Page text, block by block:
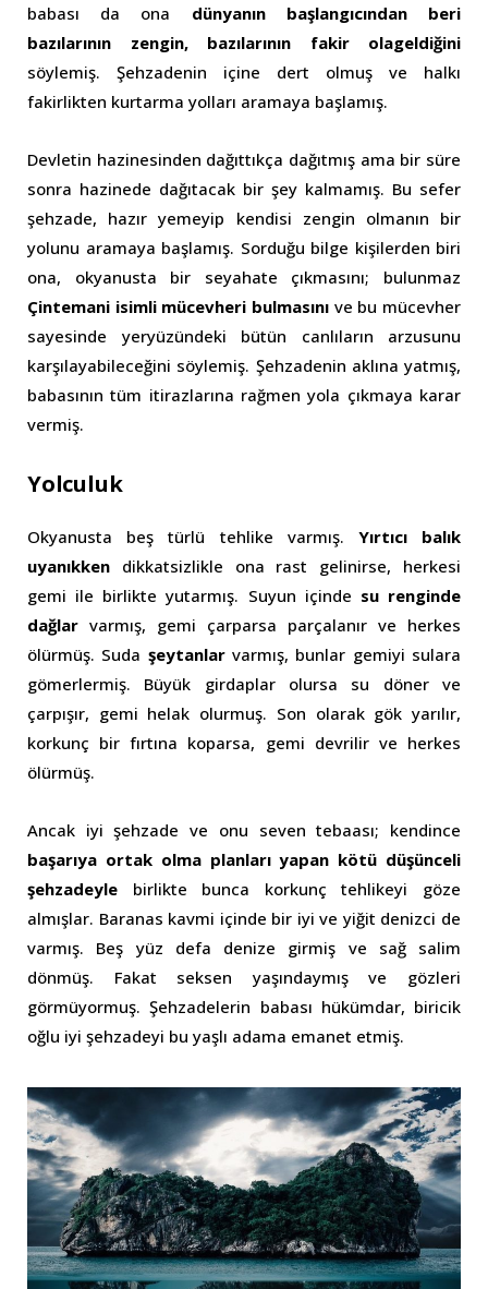
babası da ona dünyanın başlangıcından beri
bazılarının zengin, bazılarının fakir olageldiğini
söylemiş. Şehzadenin içine dert olmuş ve halkı
fakirlikten kurtarma yolları aramaya başlamış.
Devletin hazinesinden dağıttıkça dağıtmış ama bir süre
sonra hazinede dağıtacak bir şey kalmamış. Bu sefer
şehzade, hazır yemeyip kendisi zengin olmanın bir
yolunu aramaya başlamış. Sorduğu bilge kişilerden biri
ona, okyanusta bir seyahate çıkmasını; bulunmaz
Çintemani isimli mücevheri bulmasını ve bu mücevher
sayesinde yeryüzündeki bütün canlıların arzusunu
karşılayabileceğini söylemiş. Şehzadenin aklına yatmış,
babasının tüm itirazlarına rağmen yola çıkmaya karar
vermiş.
Yolculuk
Okyanusta beş türlü tehlike varmış. Yırtıcı balık
uyanıkken dikkatsizlikle ona rast gelinirse, herkesi
gemi ile birlikte yutarmış. Suyun içinde su renginde
dağlar varmış, gemi çarparsa parçalanır ve herkes
ölürmüş. Suda şeytanlarvarmış, bunlar gemiyi sulara
gömerlermiş. Büyük girdaplar olursa su döner ve
çarpışır, gemi helak olurmuş. Son olarak gök yarılır,
korkunç bir fırtına koparsa, gemi devrilir ve herkes
ölürmüş.
Ancak iyi şehzade ve onu seven tebaası; kendince
başarıya ortak olma planları yapan kötü düşünceli
şehzadeyle birlikte bunca korkunç tehlikeyi göze
almışlar. Baranas kavmi içinde bir iyi ve yiğit denizci de
varmış. Beş yüz defa denize girmiş ve sağ salim
dönmüş. Fakat seksen yaşındaymış ve gözleri
görmüyormuş. Şehzadelerin babası hükümdar, biricik
oğlu iyi şehzadeyi bu yaşlı adama emanet etmiş.